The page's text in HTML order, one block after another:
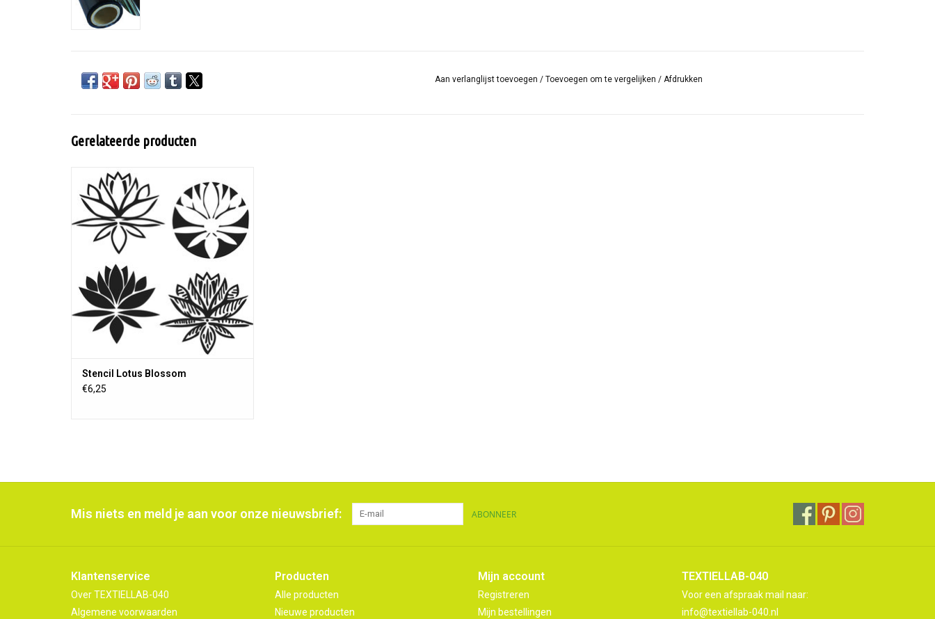
Aan verlanglijst toevoegen /Toevoegen om te vergelijken / Afdrukken
Gerelateerde producten
1 stencil van 15 bij 15 cm
TOEVOEGEN AAN WINKELWAGEN
Stencil Lotus Blossom
€6,25
Mis niets en meld je aan voor onze nieuwsbrief: ABONNEER
Klantenservice
Over TEXTIELLAB-040
Algemene voorwaarden
Producten
Alle producten
Nieuwe producten
Mijn account
Registreren
Mijn bestellingen
TEXTIELLAB-040
Voor een afspraak mail naar:
info@textiellab-040.nl